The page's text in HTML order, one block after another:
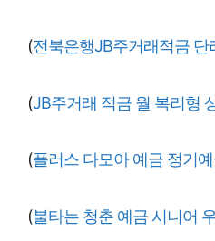
(전북은행JB주거래적금 단
(JB주거래 적금 월 복리형
(플러스 다모아 예금 정기
(불타는 청춘 예금 시니어